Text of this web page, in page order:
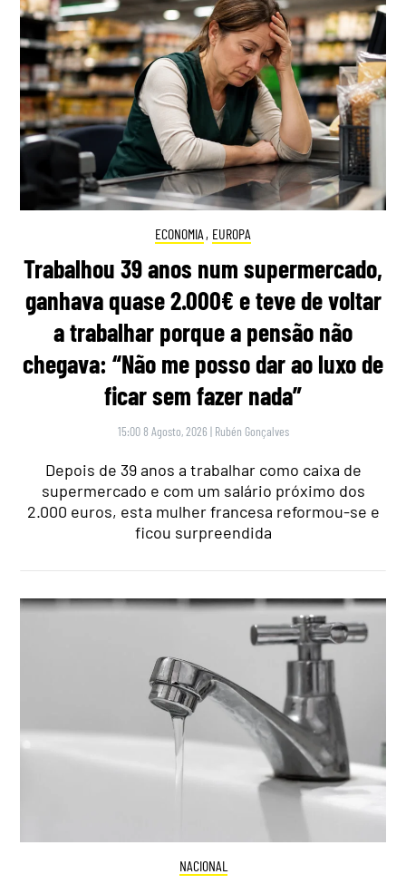
ECONOMIA , EUROPA
Trabalhou 39 anos num supermercado,
ganhava quase 2.000€ e teve de voltar
a trabalhar porque a pensão não
chegava: “Não me posso dar ao luxo de
ficar sem fazer nada”
15:00 8 Agosto, 2026 | Rubén Gonçalves
Depois de 39 anos a trabalhar como caixa de
supermercado e com um salário próximo dos
2.000 euros, esta mulher francesa reformou-se e
ficou surpreendida
NACIONAL